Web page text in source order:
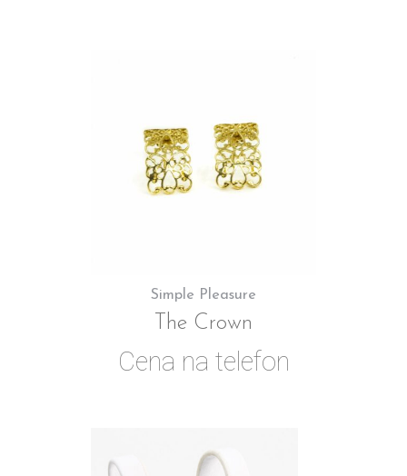
Simple Pleasure
The Crown
Cena na telefon